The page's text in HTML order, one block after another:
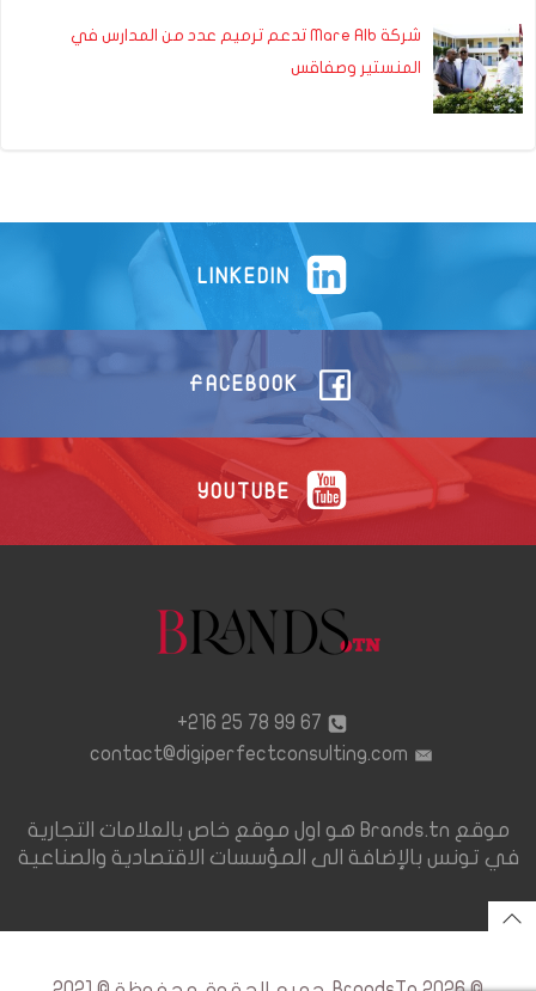
شركة Mare Alb تدعم ترميم عدد من المدارس في
المنستير وصفاقس
LINKEDIN
FACEBOOK
YOUTUBE
67 99 78 25 216+
contact@digiperfectconsulting.com
موقع Brands.tn هو اول موقع خاص بالعلامات التجارية
في تونس بالإضافة الى المؤسسات الاقتصادية والصناعية